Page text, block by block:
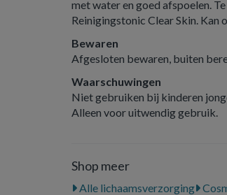
met water en goed afspoelen.
Reinigingstonic Clear Skin.
Bewaren
Afgesloten bewaren, buiten
Waarschuwingen
Niet gebruiken bij kinderen
Alleen voor uitwendig gebruik.
Shop meer
Alle lichaamsverzorging